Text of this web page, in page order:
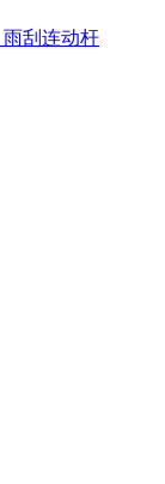
雨刮连动杆